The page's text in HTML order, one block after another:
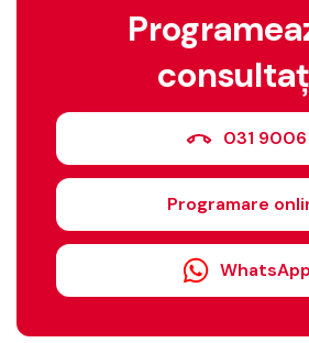
031 9006
Programare
WhatsApp